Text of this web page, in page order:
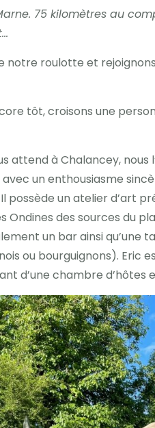
75 kilomètres au
notre roulotte et
tôt, croisons une
attend à Chalancey,
un enthousiasme
un atelier d’art
des sources du
un bar ainsi
ou bourguignons).
d’une chambre d’hôtes